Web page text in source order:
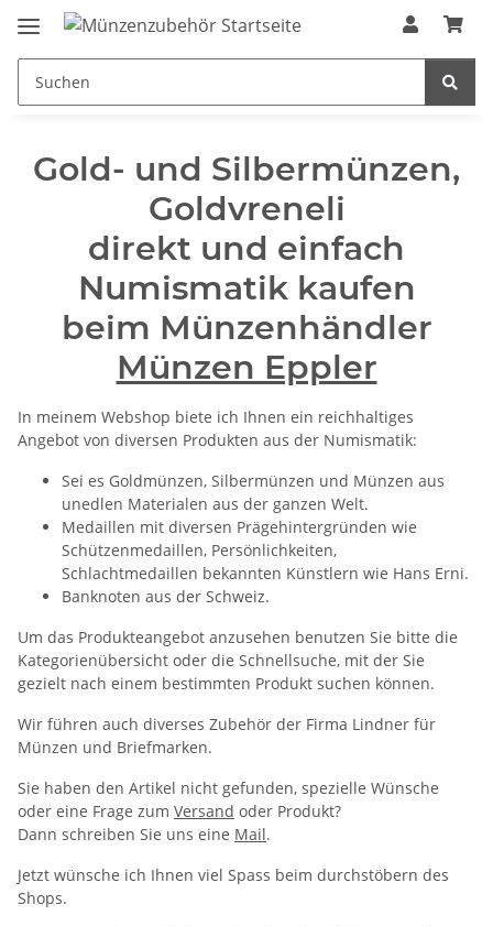
Gold- und Silbermünzen,
Goldvreneli
direkt und einfach
Numismatik kaufen
beim Münzenhändler
Münzen Eppler
In meinem Webshop biete ich Ihnen ein reichhaltiges
Angebot von diversen Produkten aus der Numismatik:
Sei es Goldmünzen, Silbermünzen und Münzen aus
unedlen Materialen aus der ganzen Welt.
Medaillen mit diversen Prägehintergründen wie
Schützenmedaillen, Persönlichkeiten,
Schlachtmedaillen bekannten Künstlern wie Hans Erni.
Banknoten aus der Schweiz.
Um das Produkteangebot anzusehen benutzen Sie bitte die
Kategorienübersicht oder die Schnellsuche, mit der Sie
gezielt nach einem bestimmten Produkt suchen können.
Wir führen auch diverses Zubehör der Firma Lindner für
Münzen und Briefmarken.
Sie haben den Artikel nicht gefunden, spezielle Wünsche
oder eine Frage zum Versand oder Produkt?
Dann schreiben Sie uns eine Mail.
Jetzt wünsche ich Ihnen viel Spass beim durchstöbern des
Shops.